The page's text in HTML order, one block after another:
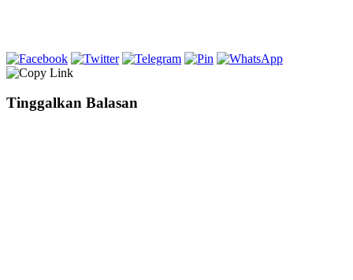
Tinggalkan Balasan